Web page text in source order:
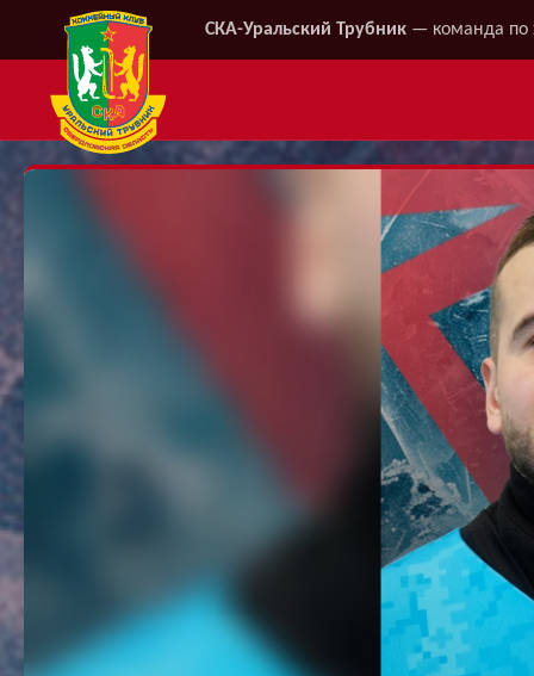
СКА-Уральский Трубник — команда по